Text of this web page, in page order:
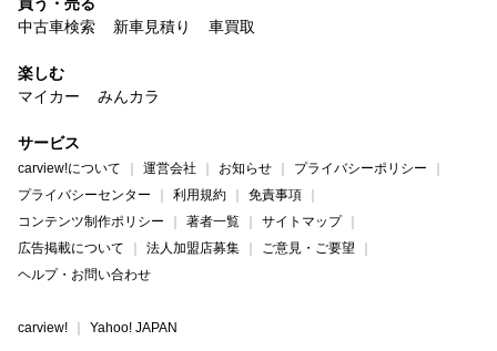
買う・売る
中古車検索
新車見積り 車買取
楽しむ
マイカー
みんカラ
サービス
carview!について 運営会社 お知らせ
プライバシーポリシー
プライバシーセンター
利用規約
免責事項
コンテンツ制作ポリシー
著者一覧
サイトマップ
広告掲載について
法人加盟店募集
ご意見・ご要望
ヘルプ・お問い合わせ
carview! Yahoo! JAPAN